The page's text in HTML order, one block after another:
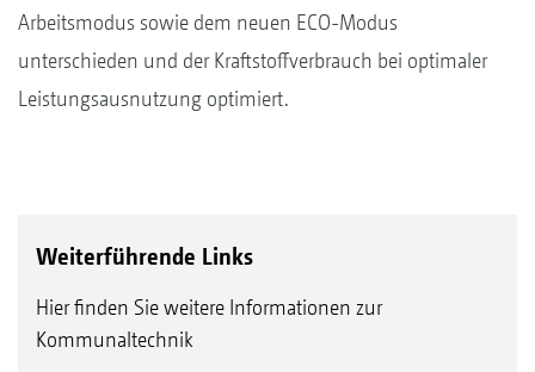
Arbeitsmodus sowie dem neuen ECO-Modus
unterschieden und der Kraftstoffverbrauch bei optimaler
Leistungsausnutzung optimiert.
Weiterführende Links
Hier finden Sie weitere Informationen zur
Kommunaltechnik